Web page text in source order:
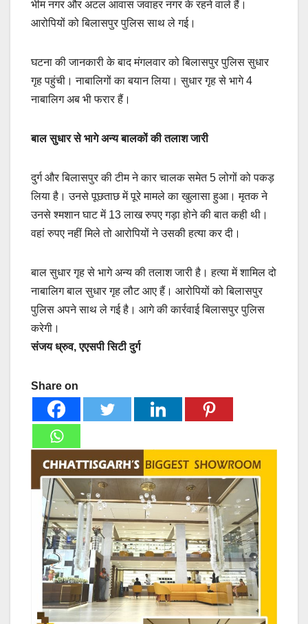
भीम नगर और अटल आवास जवाहर नगर के रहने वाले हैं।
आरोपियों को बिलासपुर पुलिस साथ ले गई।
घटना की जानकारी के बाद मंगलवार को बिलासपुर पुलिस सुधार
गृह पहुंची। नाबालिगों का बयान लिया। सुधार गृह से भागे 4
नाबालिग अब भी फरार हैं।
बाल सुधार से भागे अन्य बालकों की तलाश जारी
दुर्ग और बिलासपुर की टीम ने कार चालक समेत 5 लोगों को पकड़
लिया है। उनसे पूछताछ में पूरे मामले का खुलासा हुआ। मृतक ने
उनसे श्मशान घाट में 13 लाख रुपए गड़ा होने की बात कही थी।
वहां रुपए नहीं मिले तो आरोपियों ने उसकी हत्या कर दी।
बाल सुधार गृह से भागे अन्य की तलाश जारी है। हत्या में शामिल दो
नाबालिग बाल सुधार गृह लौट आए हैं। आरोपियों को बिलासपुर
पुलिस अपने साथ ले गई है। आगे की कार्रवाई बिलासपुर पुलिस
करेगी।
संजय ध्रुव, एएसपी सिटी दुर्ग
Share on